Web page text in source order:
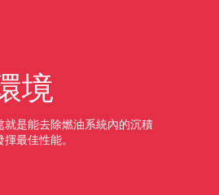
境
就是能去除燃油系統內的沉積
最佳性能。